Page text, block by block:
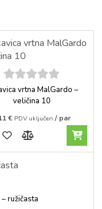
5out of
vrtna MalGardo –
veličina 10
€ PDV uključen / par
ružičasta